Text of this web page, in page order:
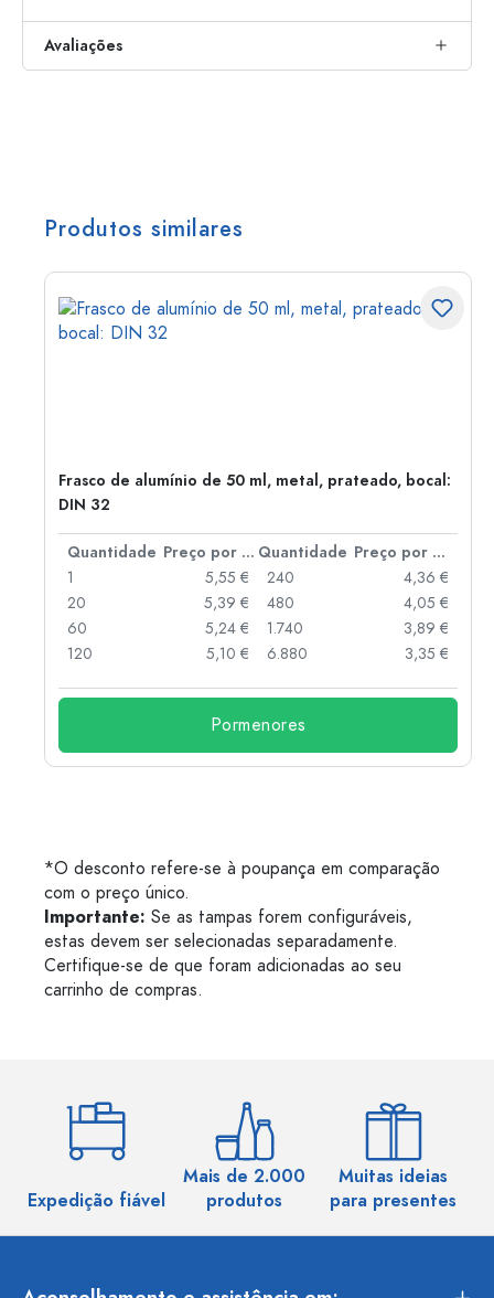
Avaliações
Produtos similares
Frasco de alumínio de 50 ml, metal, prateado, bocal:
DIN 32
Quantidade Preço por peça Quantidade
Preço por peça
1
5,55 €
20
5,39 €
60
5,24 €
120
5,10 €
240
4,36 €
480
4,05 €
1.740
3,89 €
6.880
3,35 €
Pormenores
*O desconto refere-se à poupança em comparação
com o preço único.
Importante: Se as tampas forem configuráveis,
estas devem ser selecionadas separadamente.
Certifique-se de que foram adicionadas ao seu
carrinho de compras.
Expedição fiável
Mais de 2.000
produtos
Muitas ideias
para presentes